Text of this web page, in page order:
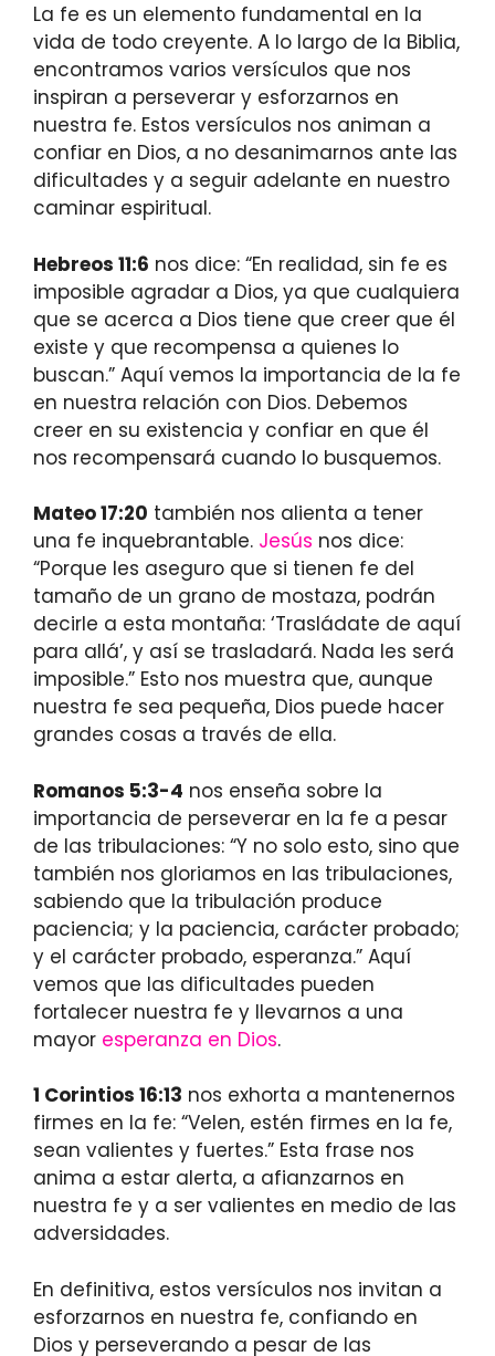
La fe es un elemento fundamental en la
vida de todo creyente. A lo largo de la Biblia,
encontramos varios versículos que nos
inspiran a perseverar y esforzarnos en
nuestra fe. Estos versículos nos animan a
confiar en Dios, a no desanimarnos ante las
dificultades y a seguir adelante en nuestro
caminar espiritual.
Hebreos 11:6 nos dice: “En realidad, sin fe es
imposible agradar a Dios, ya que cualquiera
que se acerca a Dios tiene que creer que él
existe y que recompensa a quienes lo
buscan.” Aquí vemos la importancia de la fe
en nuestra relación con Dios. Debemos
creer en su existencia y confiar en que él
nos recompensará cuando lo busquemos.
Mateo 17:20 también nos alienta a tener
una fe inquebrantable. Jesús nos dice:
“Porque les aseguro que si tienen fe del
tamaño de un grano de mostaza, podrán
decirle a esta montaña: ‘Trasládate de aquí
para allá’, y así se trasladará. Nada les será
imposible.” Esto nos muestra que, aunque
nuestra fe sea pequeña, Dios puede hacer
grandes cosas a través de ella.
Romanos 5:3-4 nos enseña sobre la
importancia de perseverar en la fe a pesar
de las tribulaciones: “Y no solo esto, sino que
también nos gloriamos en las tribulaciones,
sabiendo que la tribulación produce
paciencia; y la paciencia, carácter probado;
y el carácter probado, esperanza.” Aquí
vemos que las dificultades pueden
fortalecer nuestra fe y llevarnos a una
mayor esperanza en Dios.
1 Corintios 16:13 nos exhorta a mantenernos
firmes en la fe: “Velen, estén firmes en la fe,
sean valientes y fuertes.” Esta frase nos
anima a estar alerta, a afianzarnos en
nuestra fe y a ser valientes en medio de las
adversidades.
En definitiva, estos versículos nos invitan a
esforzarnos en nuestra fe, confiando en
Dios y perseverando a pesar de las